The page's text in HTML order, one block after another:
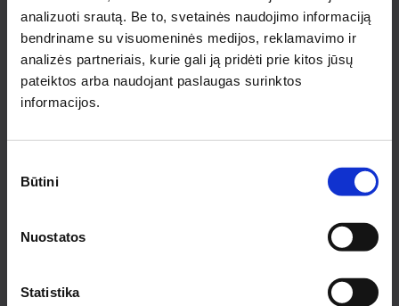
analizuoti srautą. Be to, svetainės naudojimo informaciją
bendriname su visuomeninės medijos, reklamavimo ir
analizės partneriais, kurie gali ją pridėti prie kitos jūsų
pateiktos arba naudojant paslaugas surinktos
informacijos.
pasirinkimas
Būtini
Nuostatos
Statistika
Apie medziobites.lt
PRENUMERUOTI